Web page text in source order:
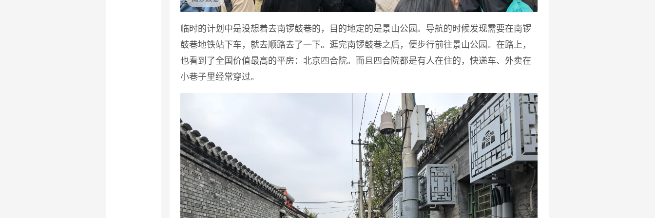
临时的计划中是没想着去南锣鼓巷的，目的地定的是景山公园。导航的时候发现需要在南锣
鼓巷地铁站下车，就去顺路去了一下。逛完南锣鼓巷之后，便步行前往景山公园。在路上，
也看到了全国价值最高的平房：北京四合院。而且四合院都是有人在住的，快递车、外卖在
小巷子里经常穿过。